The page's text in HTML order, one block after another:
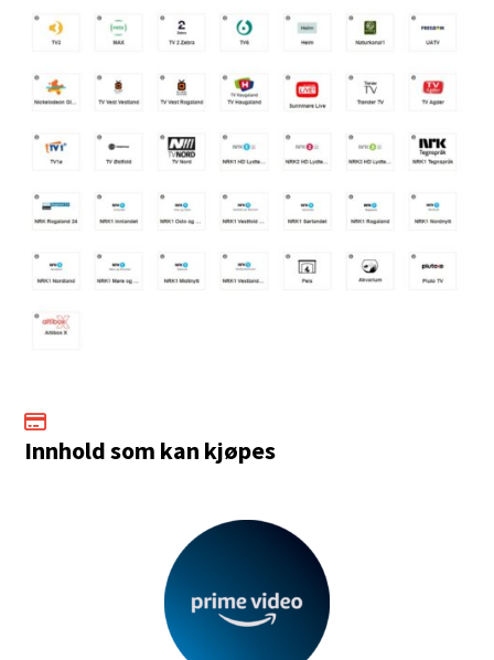

Innhold som kan kjøpes